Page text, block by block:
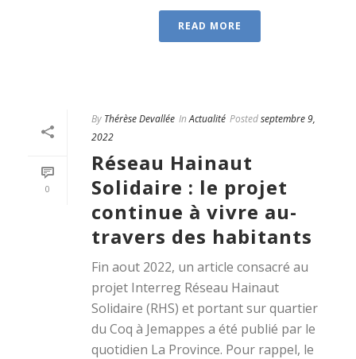
READ MORE
0
By Thérèse Devallée In Actualité Postedseptembre 9,
2022
Réseau Hainaut
Solidaire : le projet
continue à vivre au-
travers des habitants
Fin aout 2022, un article consacré au
projet Interreg Réseau Hainaut
Solidaire (RHS) et portant sur quartier
du Coq à Jemappes a été publié par le
quotidien La Province. Pour rappel, le